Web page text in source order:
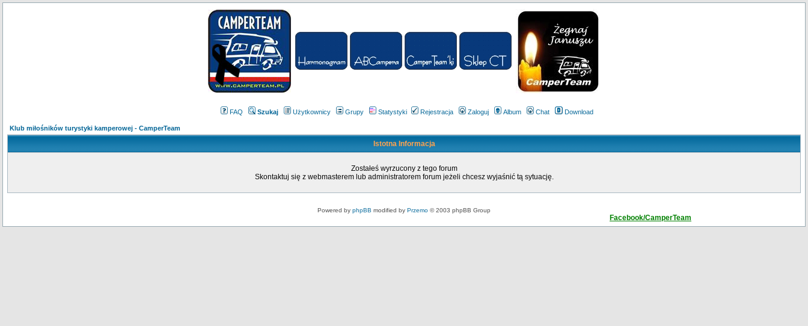
FAQ Szukaj Użytkownicy Grupy Statystyki Rejestracja Zaloguj Album Chat Download
Klub miłośników turystyki kamperowej - CamperTeam
Istotna Informacja
Zostałeś wyrzucony z tego forum
Skontaktuj się z webmasterem lub administratorem forum jeżeli chcesz wyjaśnić tą sytuację.
Powered by phpBB modified by Przemo © 2003 phpBB Group
Facebook/CamperTeam